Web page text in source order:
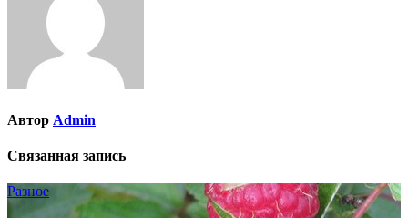
Автор Admin
Связанная запись
Разное